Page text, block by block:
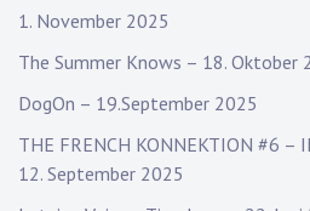
1. November 2025
The Summer Knows – 18. Oktober
DogOn – 19.September 2025
THE FRENCH KONNEKTION #6 –
12. September 2025